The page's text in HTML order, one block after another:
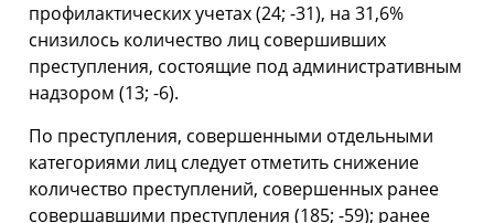
профилактических учетах (24; -31), на 31,6%
снизилось количество лиц совершивших
преступления, состоящие под административным
надзором (13; -6).
По преступления, совершенными отдельными
категориями лиц следует отметить снижение
количество преступлений, совершенных ранее
совершавшими преступления (185; -59); ранее